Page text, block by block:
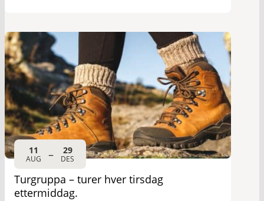
11
AUG – 29
DES
Turgruppa – turer hver tirsdag
ettermiddag.